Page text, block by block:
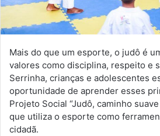
Mais do que um esporte, o judô é
valores como disciplina, respeito e
Serrinha, crianças e adolescentes
oportunidade de aprender esses
Projeto Social “Judô, caminho
que utiliza o esporte como
cidadã.